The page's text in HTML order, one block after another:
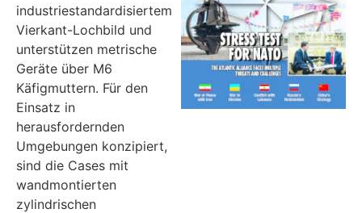
industriestandardisiertem
Vierkant-Lochbild und
unterstützen metrische
Geräte über M6
Käfigmuttern. Für den
Einsatz in
herausfordernden
Umgebungen konzipiert,
sind die Cases mit
wandmontierten
zylindrischen